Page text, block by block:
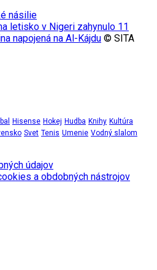
násilie
letisko v Nigeri zahynulo 11
napojená na Al-Kájdu © SITA
Hisense Hokej Hudba Knihy Kultúra
Svet Tenis Umenie Vodný slalom
údajov
a obdobných nástrojov